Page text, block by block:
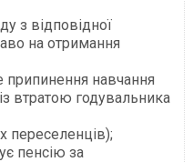
з відповідної
на отримання
припинення навчання
втратою годувальника
переселенців);
пенсію за